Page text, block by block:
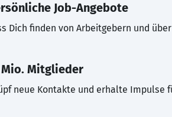
Job-Angebote
Dich finden von Arbeitgebern und
Mio. Mitglieder
neue Kontakte und erhalte Impulse